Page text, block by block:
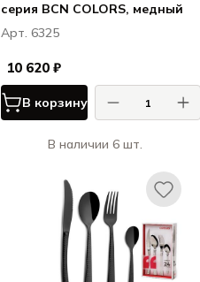
серия BCN COLORS, медный
Арт. 6325
10 620 ₽
В корзину
В наличии 6 шт.